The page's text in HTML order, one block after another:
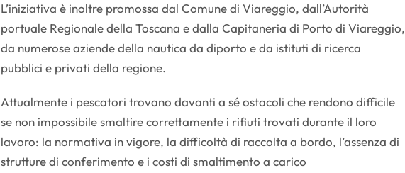
L’iniziativa è inoltre promossa dal Comune di Viareggio, dall’Autorità
portuale Regionale della Toscana e dalla Capitaneria di Porto di Viareggio,
da numerose aziende della nautica da diporto e da istituti di ricerca
pubblici e privati della regione.
Attualmente i pescatori trovano davanti a sé ostacoli che rendono difficile
se non impossibile smaltire correttamente i rifiuti trovati durante il loro
lavoro: la normativa in vigore, la difficoltà di raccolta a bordo, l’assenza di
strutture di conferimento e i costi di smaltimento a carico